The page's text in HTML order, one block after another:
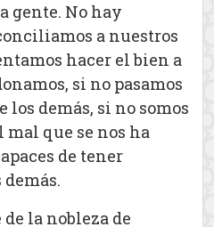
gente. No hay
a nuestros
hacer el bien a
si no pasamos
los demás, si no somos
mal que se nos ha
de tener
la nobleza de